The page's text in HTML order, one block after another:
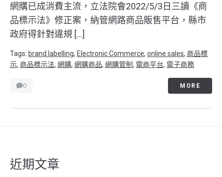
網購已成消費主流，立法院會2022/5/3日三讀《商
品標示法》修正案，納管網路商品販售平台，縣市
政府得針對違規 […]
Tags: brand labelling, Electronic Commerce, online sales, 商品標
示, 商品標示法, 網購, 網購商品, 網購管制, 電商平台, 電子商務
0 MORE
近期文章